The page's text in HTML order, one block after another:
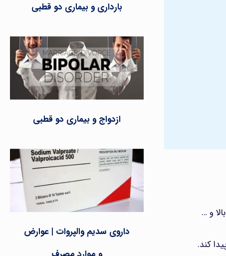
و …
کند.
بارداری و بیماری دو قطبی
ازدواج و بیماری دو قطبی
داروی سدیم والپروات | عوارض